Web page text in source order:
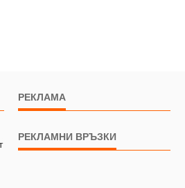
РЕКЛАМА
РЕКЛАМНИ ВРЪЗКИ